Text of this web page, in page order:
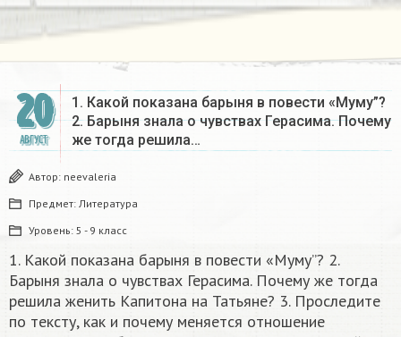
20
АВГУСТ
1. Какой показана барыня в повести «Муму”?
2. Барыня знала о чувствах Герасима. Почему
же тогда решила…
Автор: neevaleria
Предмет: Литература
Уровень: 5 - 9 класс
1. Какой показана барыня в повести «Муму”? 2.
Барыня знала о чувствах Герасима. Почему же тогда
решила женить Капитона на Татьяне? 3. Проследите
по тексту, как и почему меняется отношение